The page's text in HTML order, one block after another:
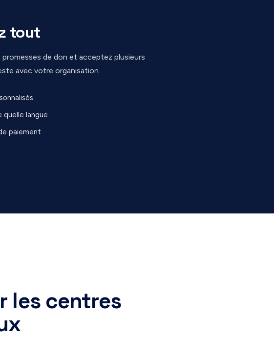
tout
de don et acceptez plusieurs
avec votre organisation.
quelle langue
paiement
les centres